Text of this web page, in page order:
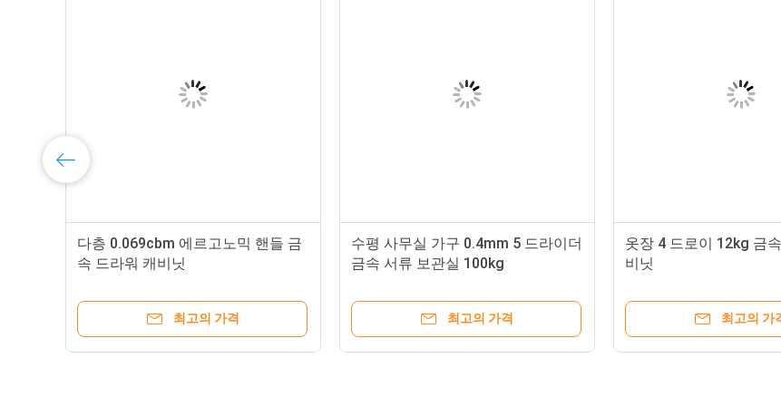
제품 세부 정보
1등급 냉불제철판이 채택된다. 냉불은 방온에서 재결결 온도 이
안전하고 편리하게 잠겨있어요
잠금을 선택, 서로 열지 마십시오, 안정된 저장;강철 잠금 코어,
당신은 잠금 코어를 교체 할 수 있습니다, 걱정없이 사용.
다층 0.069cbm 에르고노믹 핸들 금
속 드라워 캐비닛
최고의 가격
수평 사무실 가구 0.4mm 5 드라이더
금속 서류 보관실 100kg
최고의 가격
옷장 4 드로이 12kg 금
비닛
최고의 가